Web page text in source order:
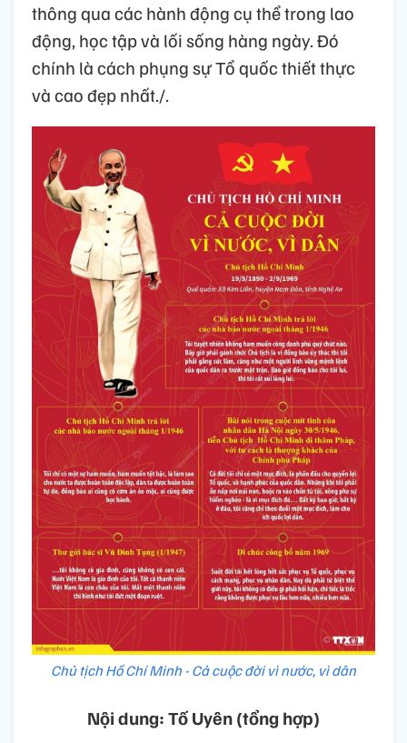
thông qua các hành động cụ thể trong lao
động, học tập và lối sống hàng ngày. Đó
chính là cách phụng sự Tổ quốc thiết thực
và cao đẹp nhất./.
Chủ tịch Hồ Chí Minh - Cả cuộc đời vì nước, vì dân
Nội dung: Tố Uyên (tổng hợp)